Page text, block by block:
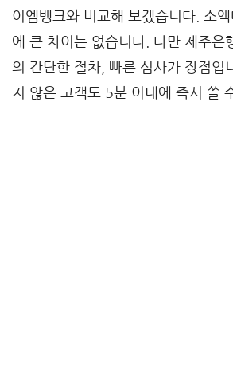
이엠뱅크와 비교해 보겠습니다. 소
에 큰 차이는 없습니다. 다만 제주은
의 간단한 절차, 빠른 심사가 장점입
지 않은 고객도 5분 이내에 즉시 쓸